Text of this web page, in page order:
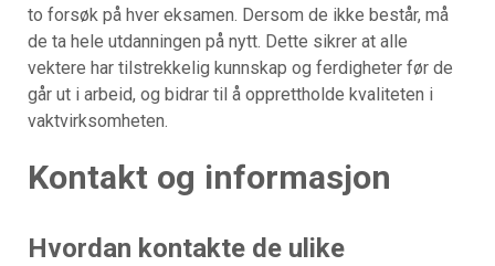
to forsøk på hver eksamen. Dersom de ikke består, må
de ta hele utdanningen på nytt. Dette sikrer at alle
vektere har tilstrekkelig kunnskap og ferdigheter før de
går ut i arbeid, og bidrar til å opprettholde kvaliteten i
vaktvirksomheten.
Kontakt og informasjon
Hvordan kontakte de ulike